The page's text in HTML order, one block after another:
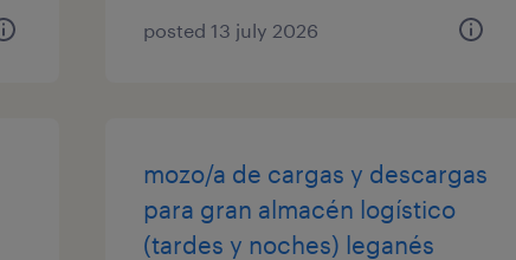
posted 13 july 2026
mozo/a de cargas y descargas
para gran almacén logístico
(tardes y noches) leganés